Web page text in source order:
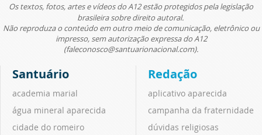
Os textos, fotos, artes e vídeos do A12 estão protegidos pela legislação
brasileira sobre direito autoral.
Não reproduza o conteúdo em outro meio de comunicação, eletrônico ou
impresso, sem autorização expressa do A12
(faleconosco@santuarionacional.com).
Santuário
academia marial
água mineral aparecida
cidade do romeiro
Redação
aplicativo aparecida
campanha da fraternidade
dúvidas religiosas